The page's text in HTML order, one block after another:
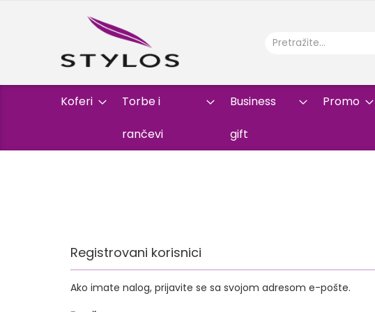
Koferi Torbe i
rančevi
Business
gift
Promo
Registrovani korisnici
Ako imate nalog, prijavite se sa svojom adresom e-pošte.